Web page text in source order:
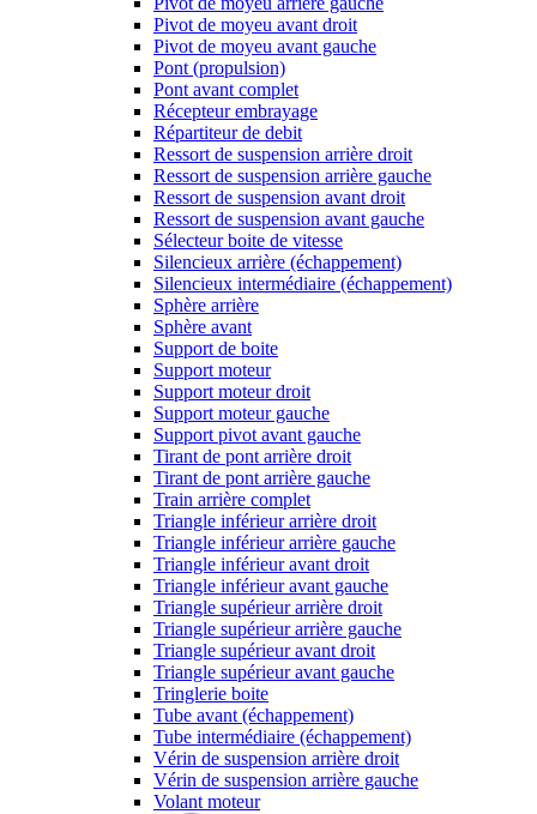
Pivot de moyeu avant droit
Pivot de moyeu avant gauche
Pont (propulsion)
Pont avant complet
Récepteur embrayage
Répartiteur de debit
Ressort de suspension arrière droit
Ressort de suspension arrière gauche
Ressort de suspension avant droit
Ressort de suspension avant gauche
Sélecteur boite de vitesse
Silencieux arrière (échappement)
Silencieux intermédiaire (échappement)
Sphère arrière
Sphère avant
Support de boite
Support moteur
Support moteur droit
Support moteur gauche
Support pivot avant gauche
Tirant de pont arrière droit
Tirant de pont arrière gauche
Train arrière complet
Triangle inférieur arrière droit
Triangle inférieur arrière gauche
Triangle inférieur avant droit
Triangle inférieur avant gauche
Triangle supérieur arrière droit
Triangle supérieur arrière gauche
Triangle supérieur avant droit
Triangle supérieur avant gauche
Tringlerie boite
Tube avant (échappement)
Tube intermédiaire (échappement)
Vérin de suspension arrière droit
Vérin de suspension arrière gauche
Volant moteur